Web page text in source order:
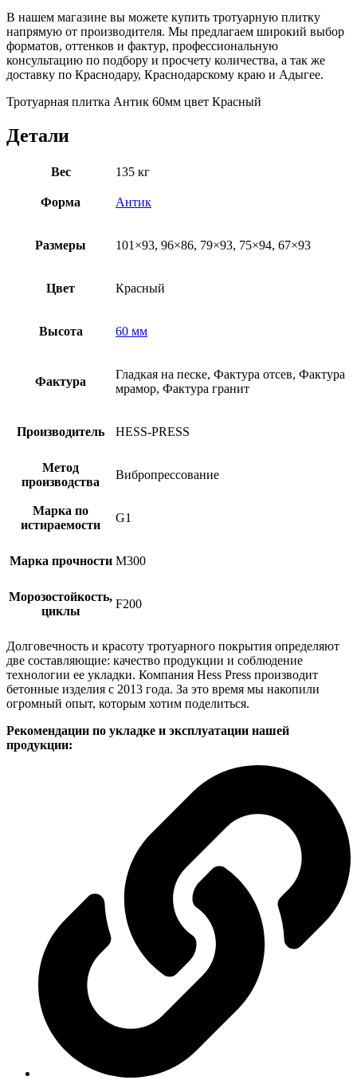
В нашем магазине вы можете купить тротуарную плитку
напрямую от производителя. Мы предлагаем широкий выбор
форматов, оттенков и фактур, профессиональную
консультацию по подбору и просчету количества, а так же
доставку по Краснодару, Краснодарскому краю и Адыгее.
Тротуарная плитка Антик 60мм цвет Красный
Детали
Вес 135 кг
Форма Антик
Размеры 101×93, 96×86, 79×93, 75×94, 67×93
Цвет Красный
Высота 60 мм
Фактура
Гладкая на песке, Фактура отсев, Фактура
мрамор, Фактура гранит
Производитель HESS-PRESS
Метод
производства
Вибропрессование
Марка по
истираемости
G1
Марка прочности М300
Морозостойкость,
циклы
F200
Долговечность и красоту тротуарного покрытия определяют
две составляющие: качество продукции и соблюдение
технологии ее укладки. Компания Hess Press производит
бетонные изделия с 2013 года. За это время мы накопили
огромный опыт, которым хотим поделиться.
Рекомендации по укладке и эксплуатации нашей
продукции: